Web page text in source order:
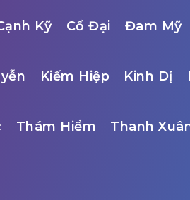
Kỹ Cổ Đại Đam Mỹ
Kiếm Hiệp Kinh Dị
Thám Hiểm Thanh